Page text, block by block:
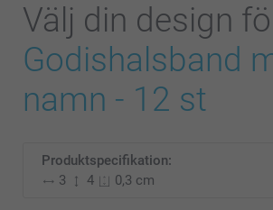
Välj din design
Godishalsband
namn - 12 st
Produktspecifikation:
3
4 0,3 cm